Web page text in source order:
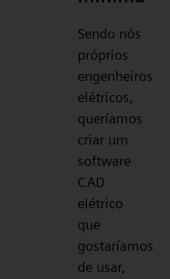
Sendo nós
próprios
engenheiros
elétricos,
queríamos
criar um
software
CAD
elétrico
que
gostaríamos
de usar,